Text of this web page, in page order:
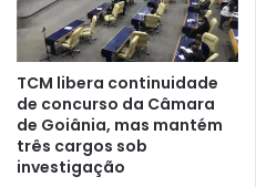
TCM libera continuidade
de concurso da Câmara
de Goiânia, mas mantém
três cargos sob
investigação